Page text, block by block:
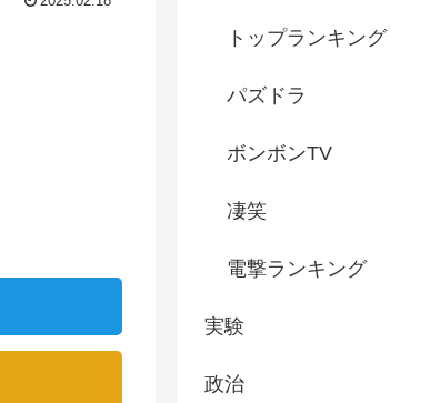
トップランキング
パズドラ
ボンボンTV
凄笑
電撃ランキング
実験
政治